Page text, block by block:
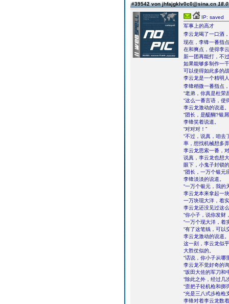
#39542 von jhfajgklv0c0@sina.cn
IP: saved
军事上的高才
李云龙喝了一口酒
现在，李锋一番指
在和爽点，使得李
新一团再能打，不
如果能够多制作一
可以使得如此多的
李云龙是一个精明
李锋稍微一番指点
“老弟，你真是杜荣
“这么一番言语，使
李云龙激动的说道。
“团长，是醍醐?银
李锋笑着说道。
“对对对！”
“不过，说真，咱去
率，想找机械想多
李云龙思索一番，
说真，李云龙也想
眼下，小鬼子封锁
“团长，一万个银元
李锋淡淡的说道。
“一万个银元，我的
李云龙本来拿起一
一万块现大洋，着
李云龙还没见过这
“你小子，说你发财
“一万个现大洋，着
“有了这笔钱，可以
李云龙激动的说道。
这一刻，李云龙似
大胜仗似的。
“话说，你小子从哪
李云龙不觉好奇的
“坂田大佐的军刀和
“除此之外，经过几
“歪把子轻机枪和掷
“光是三八式步枪枪
李锋对着李云龙数